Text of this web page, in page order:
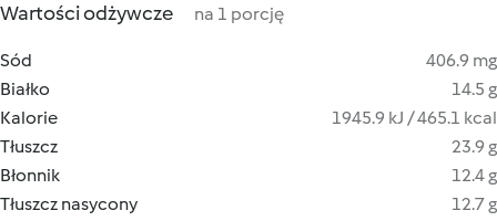
Wartości odżywcze na 1 porcję
Sód
406.9 mg
Białko
14.5 g
Kalorie
1945.9 kJ / 465.1 kcal
Tłuszcz
23.9 g
Błonnik
12.4 g
Tłuszcz nasycony
12.7 g